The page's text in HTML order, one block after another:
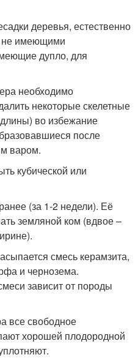
деревья, естественно
не имеющими
дупло, для
необходимо
некоторые скелетные
во избежание
после
варом.
кубической или
(за 1-2 недели). Её
земляной ком (вдвое –
смесь керамзита,
и чернозема.
зависит от породы
все свободное
хорошей плодородной